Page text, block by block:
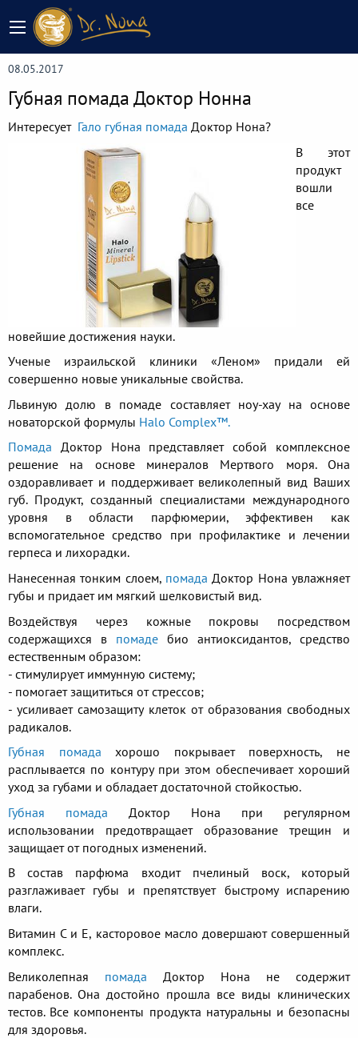
08.05.2017
Губная помада Доктор Нонна
Интересует ​ Гало губная помада Доктор Нона? ​
В этот
продукт
вошли
все
новейшие достижения науки.
Ученые израильской клиники «Леном» придали ей
совершенно новые уникальные свойства.
Львиную долю в помаде составляет ноу-хау на основе
новаторской формулы Halo Complex™.
Помада Доктор Нона представляет собой комплексное
решение на основе минералов Мертвого моря. Она
оздоравливает и поддерживает великолепный вид Ваших
губ. Продукт, созданный специалистами международного
уровня в области парфюмерии, эффективен как
вспомогательное средство при профилактике и лечении
герпеса и лихорадки.
Нанесенная тонким слоем, ​ помада Доктор Нона увлажняет
губы и придает им мягкий ​шелковистый вид.
Воздействуя через кожные покровы посредством
содержащихся в помаде био антиоксидантов, средство
естественным образом:
- стимулирует иммунную систему;
- помогает защититься от стрессов;
- усиливает самозащиту клеток от образования свободных
радикалов.
Губная помада хорошо покрывает поверхность, не
расплывается по контуру при этом обеспечивает хороший
уход за губами и обладает достаточной стойкостью.
Губная помада Доктор Нона при регулярном
использовании предотвращает образование трещин и
защищает от погодных изменений.
В состав парфюма входит пчелиный воск, который
разглаживает губы и препятствует быстрому испарению
влаги.
Витамин С и E, касторовое масло довершают совершенный
комплекс.
Великолепная помада Доктор Нона ​не содержит
парабенов. Она достойно прошла все виды клинических
тестов. Все компоненты продукта натуральны и безопасны
для здоровья.